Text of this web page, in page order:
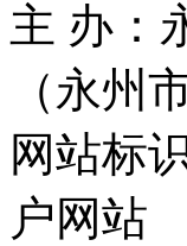
主 办：
（永州
网站标
户网站